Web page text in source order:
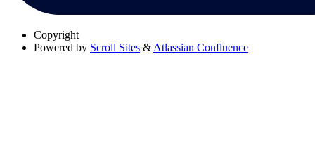
Copyright
Powered by Scroll Sites & Atlassian Confluence